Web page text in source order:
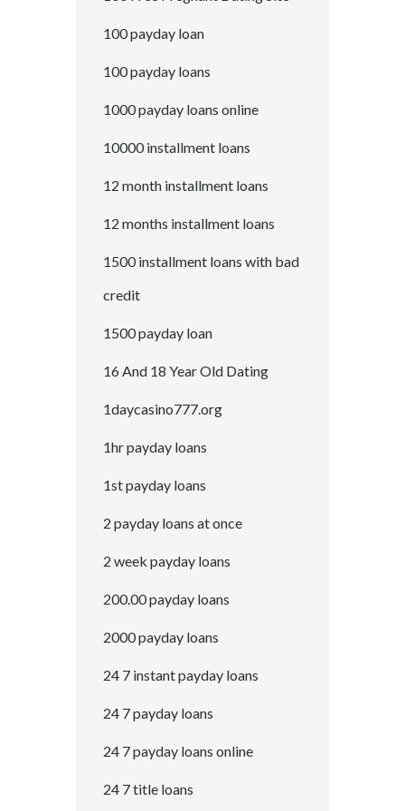
100 payday loan
100 payday loans
1000 payday loans online
10000 installment loans
12 month installment loans
12 months installment loans
1500 installment loans with bad
credit
1500 payday loan
16 And 18 Year Old Dating
1daycasino777.org
1hr payday loans
1st payday loans
2 payday loans at once
2 week payday loans
200.00 payday loans
2000 payday loans
24 7 instant payday loans
24 7 payday loans
24 7 payday loans online
24 7 title loans